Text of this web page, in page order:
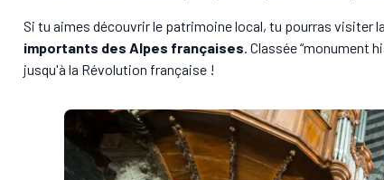
Si tu aimes découvrir le patrimoine local, tu pourras visiter la
importants des Alpes françaises. Classée “monument
jusqu'à la Révolution française !